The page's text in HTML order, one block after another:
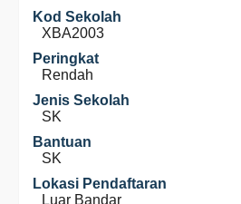
Kod Sekolah
XBA2003
Peringkat
Rendah
Jenis Sekolah
SK
Bantuan
SK
Lokasi Pendaftaran
Luar Bandar